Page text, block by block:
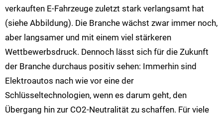
verkauften E-Fahrzeuge zuletzt stark verlangsamt hat
(siehe Abbildung). Die Branche wächst zwar immer noch,
aber langsamer und mit einem viel stärkeren
Wettbewerbsdruck. Dennoch lässt sich für die Zukunft
der Branche durchaus positiv sehen: Immerhin sind
Elektroautos nach wie vor eine der
Schlüsseltechnologien, wenn es darum geht, den
Übergang hin zur CO2-Neutralität zu schaffen. Für viele